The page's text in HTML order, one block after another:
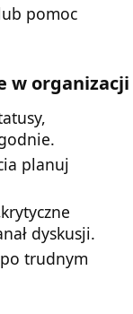
pomoc
w organizacji
planuj
dyskusji.
trudnym